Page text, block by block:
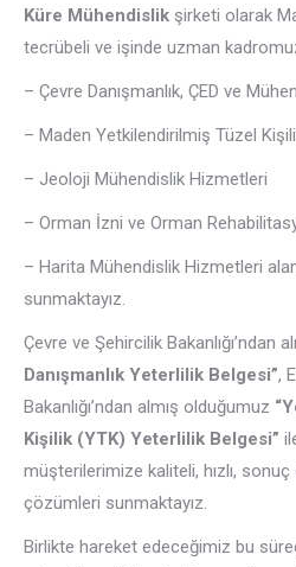
Küre Mühendislik şirketi olarak
tecrübeli ve işinde uzman
– Çevre Danışmanlık, ÇED ve
– Maden Yetkilendirilmiş Tüzel
– Jeoloji Mühendislik Hizmetleri
– Orman İzni ve Orman
– Harita Mühendislik Hizmetleri
sunmaktayız.
Çevre ve Şehircilik Bakanlığı’ndan
Danışmanlık Yeterlilik Belgesi”,
Bakanlığı’ndan almış olduğumuz
Kişilik (YTK) Yeterlilik Belgesi”
müşterilerimize kaliteli, hızlı,
çözümleri sunmaktayız.
Birlikte hareket edeceğimiz bu